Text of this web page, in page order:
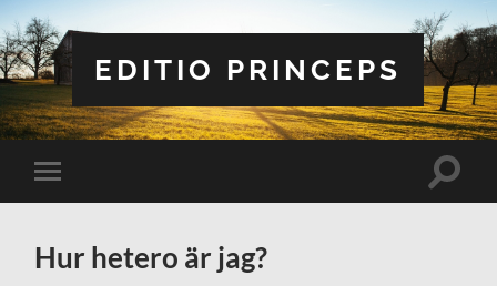
EDITIO PRINCEPS
Slå
på/av
Slå
Hur hetero är jag?